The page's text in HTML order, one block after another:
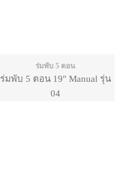
ร่มพับ 5 ตอน
ร่มพับ 5 ตอน 19″ Manual รุ่น
04